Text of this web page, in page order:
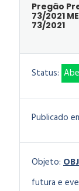
Pregão
73/2021
73/2021
Status:
Publicado
Objeto:
futura e